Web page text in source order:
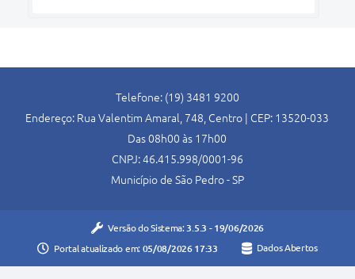
Telefone: (19) 3481 9200
Endereço: Rua Valentim Amaral, 748, Centro | CEP: 13520-033
Das 08h00 às 17h00
CNPJ: 46.415.998/0001-96
Município de São Pedro - SP
Versão do Sistema: 3.5.3 - 19/06/2026
Portal atualizado em: 05/08/2026 17:33 Dados Abertos